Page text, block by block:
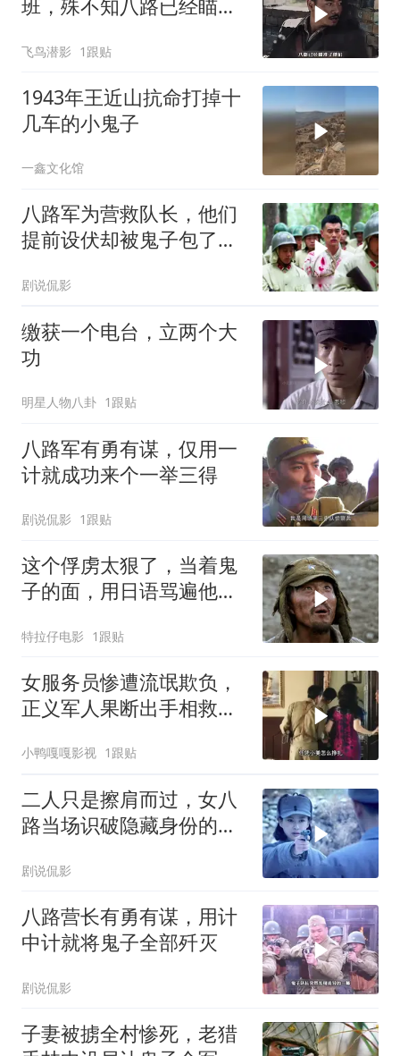
班，殊不知八路已经瞄准
飞鸟潜影 1跟贴
1943年王近山抗命打掉十
几车的小鬼子
一鑫文化馆
八路军为营救队长，他们
提前设伏却被鬼子包了饺
剧说侃影
缴获一个电台，立两个大
功
明星人物八卦 1跟贴
八路军有勇有谋，仅用一
计就成功来个一举三得
剧说侃影 1跟贴
这个俘虏太狠了，当着鬼
子的面，用日语骂遍他们
特拉仔电影 1跟贴
女服务员惨遭流氓欺负，
正义军人果断出手相救，
小鸭嘎嘎影视 1跟贴
二人只是擦肩而过，女八
路当场识破隐藏身份的叛
剧说侃影
八路营长有勇有谋，用计
中计就将鬼子全部歼灭
剧说侃影
子妻被掳全村惨死，老猎